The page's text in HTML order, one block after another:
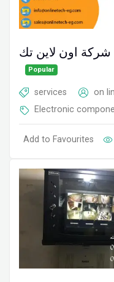
اون لاين تك
Popular
services on
Electronic
Add to Favourites